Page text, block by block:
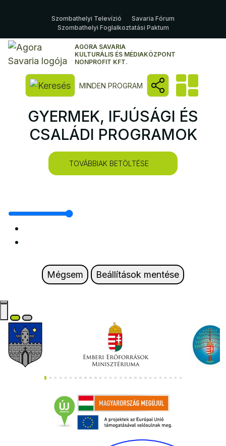
Szombathelyi Televízió
Savaria Fórum
Szombathelyi Foglalkoztatási Paktum
AGORA SAVARIA
KULTURÁLIS ÉS MÉDIAKÖZPONT
NONPROFIT KFT.
Kereső megnyitása
MINDEN PROGRAM
GYERMEK, IFJÚSÁGI ÉS
CSALÁDI PROGRAMOK
TOVÁBBIAK BETÖLTÉSE
Mégsem Beállítások mentése